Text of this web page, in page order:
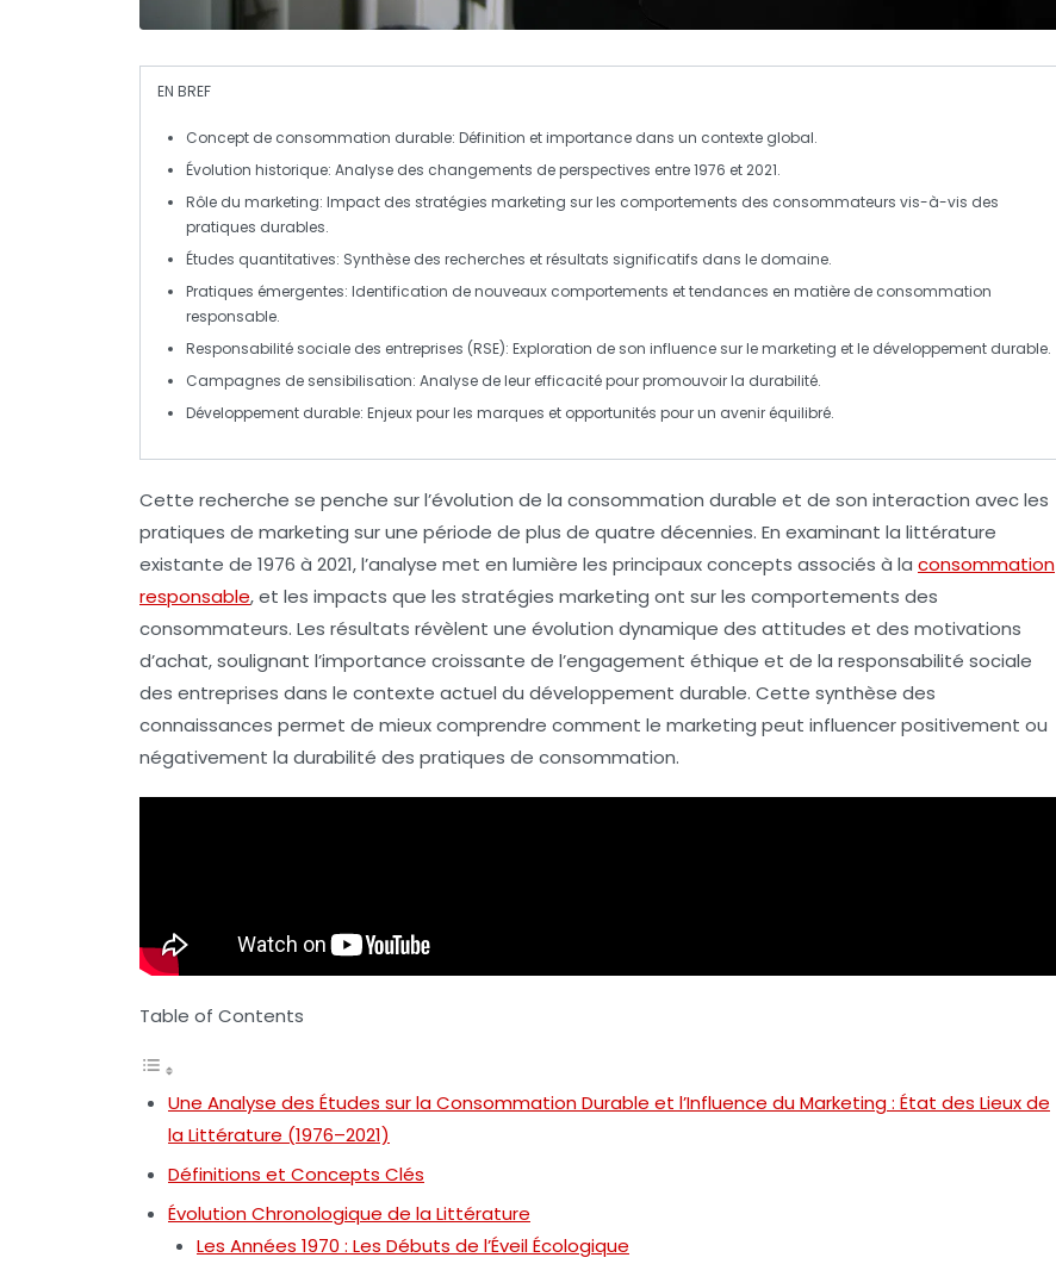
EN BREF
Concept de consommation durable: Définition et importance dans un contexte global.
Évolution historique: Analyse des changements de perspectives entre 1976 et 2021.
Rôle du marketing: Impact des stratégies marketing sur les comportements des consommateurs vis-à-vis des
pratiques durables.
Études quantitatives: Synthèse des recherches et résultats significatifs dans le domaine.
Pratiques émergentes: Identification de nouveaux comportements et tendances en matière de consommation
responsable.
Responsabilité sociale des entreprises (RSE): Exploration de son influence sur le marketing et le développement durable.
Campagnes de sensibilisation: Analyse de leur efficacité pour promouvoir la durabilité.
Développement durable: Enjeux pour les marques et opportunités pour un avenir équilibré.
Cette recherche se penche sur l’évolution de la consommation durable et de son interaction avec les
pratiques de marketing sur une période de plus de quatre décennies. En examinant la littérature
existante de 1976 à 2021, l’analyse met en lumière les principauxconcepts associés à la consommation
responsable, et les impacts que les stratégies marketing ont sur les comportements des
consommateurs. Les résultats révèlent une évolution dynamique des attitudes et des motivations
d’achat, soulignant l’importance croissante de l’engagement éthique et de la responsabilité sociale
des entreprises dans le contexte actuel du développement durable. Cette synthèse des
connaissances permet de mieux comprendre comment le marketing peut influencer positivement ou
négativement la durabilité des pratiques de consommation.
Table of Contents
Une Analyse des Études sur la Consommation Durable et l’Influence du Marketing : État des Lieux de
la Littérature (1976–2021)
Définitions et Concepts Clés
Évolution Chronologique de la Littérature
Les Années 1970 : Les Débuts de l’Éveil Écologique